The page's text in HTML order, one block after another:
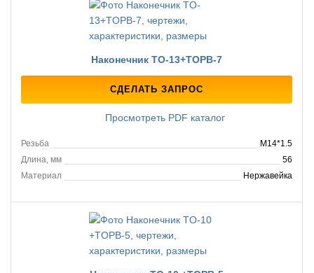
Наконечник TO-13+TOPB-7
СДЕЛАТЬ ЗАПРОС
Просмотреть PDF каталог
Резьба
M14*1.5
Длина, мм
56
Материал
Нержавейка